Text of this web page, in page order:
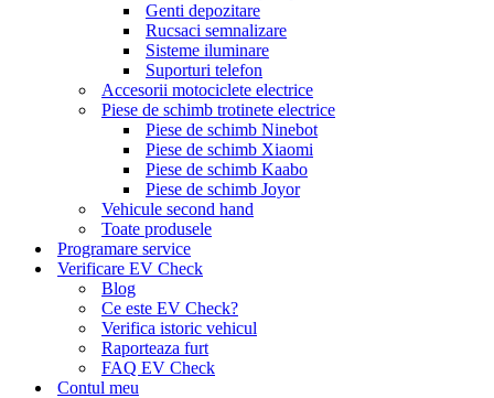
Genti depozitare
Rucsaci semnalizare
Sisteme iluminare
Suporturi telefon
Accesorii motociclete electrice
Piese de schimb trotinete electrice
Piese de schimb Ninebot
Piese de schimb Xiaomi
Piese de schimb Kaabo
Piese de schimb Joyor
Vehicule second hand
Toate produsele
Programare service
Verificare EV Check
Blog
Ce este EV Check?
Verifica istoric vehicul
Raporteaza furt
FAQ EV Check
Contul meu